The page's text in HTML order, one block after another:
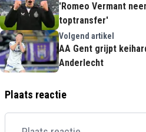
'Romeo Vermant
toptransfer'
Volgend artikel
AA Gent grijpt
Anderlecht
Plaats reactie